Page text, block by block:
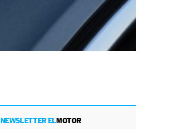
NEWSLETTER ELMOTOR